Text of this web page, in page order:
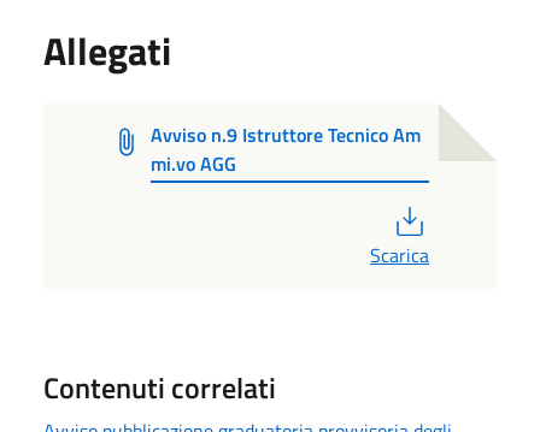
Allegati
Avviso n.9 Istruttore Tecnico Am
mi.vo AGG
Scarica
Contenuti correlati